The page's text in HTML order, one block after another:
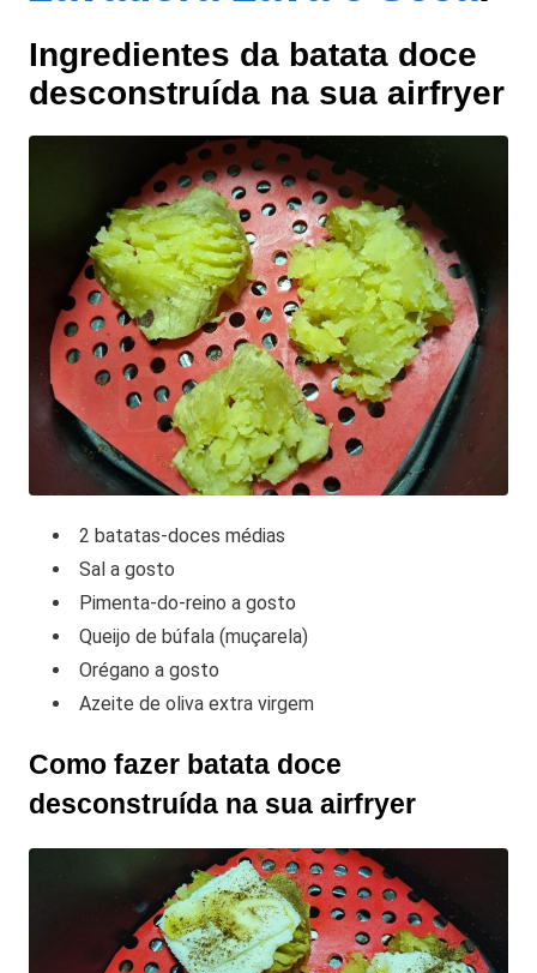
Ingredientes da batata doce
desconstruída na sua airfryer
2 batatas-doces médias
Sal a gosto
Pimenta-do-reino a gosto
Queijo de búfala (muçarela)
Orégano a gosto
Azeite de oliva extra virgem
Como fazer batata doce
desconstruída na sua airfryer